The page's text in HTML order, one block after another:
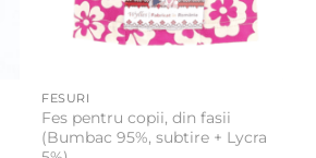
FESURI
Fes pentru copii, din fasii
(Bumbac 95%, subtire + Lycra